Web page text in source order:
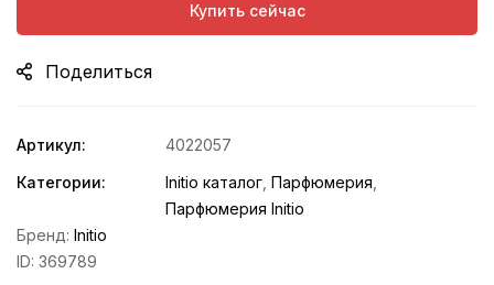
Купить сейчас
Поделиться
Артикул:
4022057
Категории:
Initio каталог Парфюмерия
Парфюмерия Initio
Бренд: Initio
ID: 369789